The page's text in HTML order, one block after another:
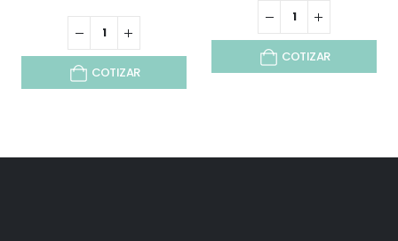
COTIZAR
COTIZAR